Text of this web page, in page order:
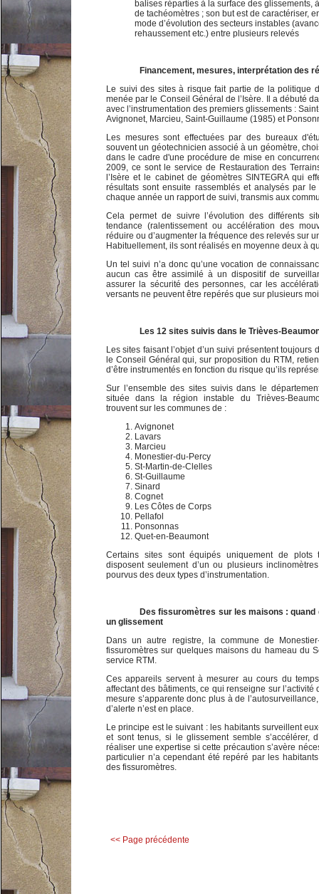
balises réparties à la surface des glissements,
de tachéomètres ; son but est de caractériser,
mode d’évolution des secteurs instables
rehaussement etc.) entre plusieurs relevés
Financement, mesures, interprétation des
Le suivi des sites à risque fait partie de la politique
menée par le Conseil Général de l’Isère. Il a débuté
avec l’instrumentation des premiers glissements :
Avignonet, Marcieu, Saint-Guillaume (1985) et
Les mesures sont effectuées par des bureaux
souvent un géotechnicien associé à un géomètre,
dans le cadre d'une procédure de mise en
2009, ce sont le service de Restauration des
l’Isère et le cabinet de géomètres SINTEGRA qui
résultats sont ensuite rassemblés et analysés par
chaque année un rapport de suivi, transmis aux
Cela permet de suivre l’évolution des différents
tendance (ralentissement ou accélération des
réduire ou d’augmenter la fréquence des relevés sur
Habituellement, ils sont réalisés en moyenne deux à
Un tel suivi n’a donc qu’une vocation de
aucun cas être assimilé à un dispositif de
assurer la sécurité des personnes, car les
versants ne peuvent être repérés que sur plusieurs
Les 12 sites suivis dans le Trièves-
Les sites faisant l’objet d’un suivi présentent toujours
le Conseil Général qui, sur proposition du RTM,
d’être instrumentés en fonction du risque qu’ils
Sur l’ensemble des sites suivis dans le
située dans la région instable du Trièves-
trouvent sur les communes de :
Avignonet
Lavars
Marcieu
Monestier-du-Percy
St-Martin-de-Clelles
St-Guillaume
Sinard
Cognet
Les Côtes de Corps
Pellafol
Ponsonnas
Quet-en-Beaumont
Certains sites sont équipés uniquement de plots
disposent seulement d’un ou plusieurs
pourvus des deux types d’instrumentation.
Des fissuromètres sur les maisons :
un glissement
Dans un autre registre, la commune de
fissuromètres sur quelques maisons du hameau du
service RTM.
Ces appareils servent à mesurer au cours du
affectant des bâtiments, ce qui renseigne sur l’activité
mesure s’apparente donc plus à de
d’alerte n’est en place.
Le principe est le suivant : les habitants surveillent
et sont tenus, si le glissement semble s’accélérer,
réaliser une expertise si cette précaution s’avère
particulier n’a cependant été repéré par les
des fissuromètres.
<< Page précédente